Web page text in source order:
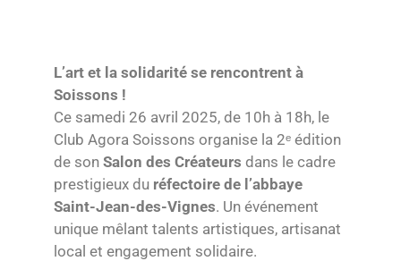
L’art et la solidarité se rencontrent à
Soissons !
Ce samedi 26 avril 2025, de 10h à 18h, le
Club Agora Soissons organise la 2ᵉ édition
de son Salon des Créateurs dans le cadre
prestigieux du réfectoire de l’abbaye
Saint-Jean-des-Vignes. Un événement
unique mêlant talents artistiques, artisanat
local et engagement solidaire.